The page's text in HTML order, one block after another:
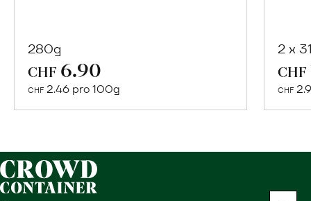
280g
CHF 6.90
CHF 2.46 pro 100g
2 x
CHF
CHF